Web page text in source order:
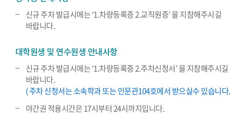
신규 주차 발급시에는 ‘1.차량등록증 2.교직원증’ 을 지참해주시길
바랍니다.
대학원생 및 연수원생 안내사항
신규 주차 발급시에는 ‘1.차량등록증 2.주차신청서’ 을 지참해주시길
바랍니다.
( 주차 신청서는 소속학과 또는 인문관104호에서 받으실수 있습니
야간권 적용시간은 17시부터 24시까지입니다.